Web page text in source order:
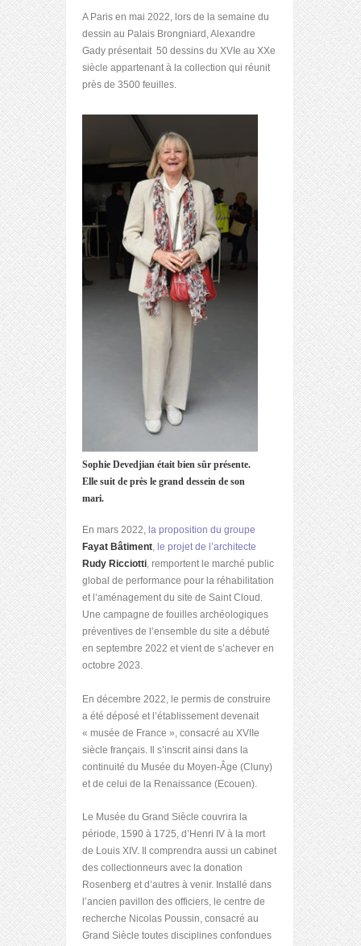
A Paris en mai 2022, lors de la semaine du
dessin au Palais Brongniard, Alexandre
Gady présentait 50 dessins du XVIe au XXe
siècle appartenant à la collection qui réunit
près de 3500 feuilles.
Sophie Devedjian était bien sûr présente.
Elle suit de près le grand dessein de son
mari.
En mars 2022, la proposition du groupe
Fayat Bâtiment, le projet de l’architecte
Rudy Ricciotti, remportent le marché public
global de performance pour la réhabilitation
et l’aménagement du site de Saint Cloud.
Une campagne de fouilles archéologiques
préventives de l’ensemble du site a débuté
en septembre 2022 et vient de s’achever en
octobre 2023.
En décembre 2022, le permis de construire
a été déposé et l’établissement devenait
« musée de France », consacré au XVIIe
siècle français. Il s’inscrit ainsi dans la
continuité du Musée du Moyen-Âge (Cluny)
et de celui de la Renaissance (Ecouen).
Le Musée du Grand Siècle couvrira la
période, 1590 à 1725, d’Henri IV à la mort
de Louis XIV. Il comprendra aussi un cabinet
des collectionneurs avec la donation
Rosenberg et d’autres à venir. Installé dans
l’ancien pavillon des officiers, le centre de
recherche Nicolas Poussin, consacré au
Grand Siècle toutes disciplines confondues